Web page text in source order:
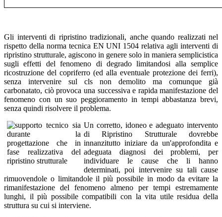
Gli interventi di ripristino tradizionali, anche quando realizzati nel
rispetto della norma tecnica EN UNI 1504 relativa agli interventi di
ripristino strutturale, agiscono in genere solo in maniera semplicistica
sugli effetti del fenomeno di degrado limitandosi alla semplice
ricostruzione del copriferro (ed alla eventuale protezione dei ferri),
senza intervenire sul cls non demolito ma comunque già
carbonatato, ciò provoca una successiva e rapida manifestazione del
fenomeno con un suo peggioramento in tempi abbastanza brevi,
senza quindi risolvere il problema.
Un corretto, idoneo e adeguato intervento
di Ripristino Strutturale dovrebbe
innanzitutto iniziare da un'approfondita e
adeguata diagnosi dei problemi, per
individuare le cause che li hanno
determinati, poi intervenire su tali cause
rimuovendole o limitandole il più possibile in modo da evitare la
rimanifestazione del fenomeno almeno per tempi estremamente
lunghi, il più possibile compatibili con la vita utile residua della
struttura su cui si interviene.